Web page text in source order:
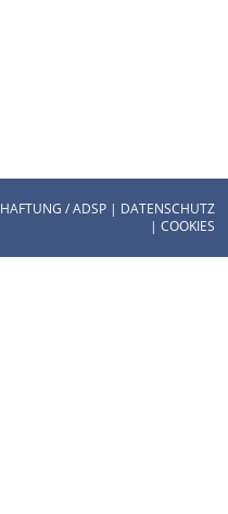
HAFTUNG / ADSP | DATENSCHUTZ
| COOKIES